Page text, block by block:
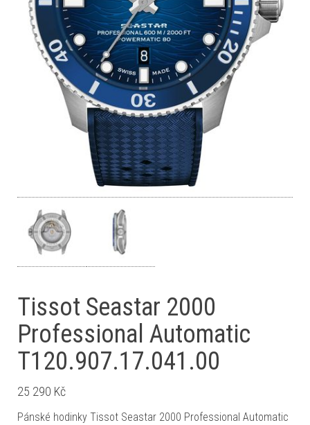
Tissot Seastar 2000
Professional Automatic
T120.907.17.041.00
25 290 Kč
Pánské hodinky Tissot Seastar 2000 Professional Automatic